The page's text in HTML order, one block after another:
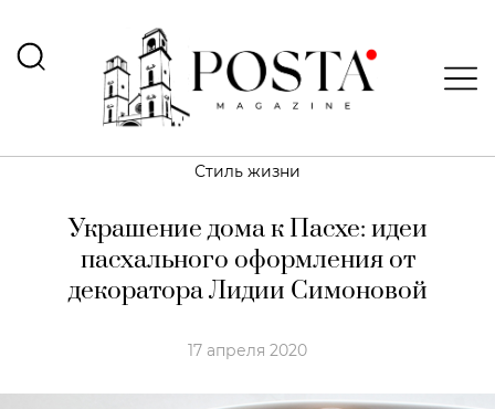
Стиль жизни
Украшение дома к Пасхе: идеи
пасхального оформления от
декоратора Лидии Симоновой
17 апреля 2020